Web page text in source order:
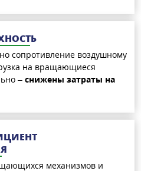
сопротивление воздушному
на вращающиеся
– снижены затраты на
механизмов и